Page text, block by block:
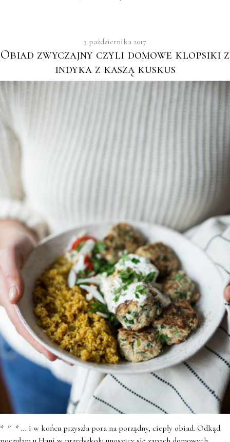
3 października 2017
Obiad zwyczajny czyli domowe klopsiki z
indyka z kaszą kuskus
* * * … i w końcu przyszła pora na porządny, ciepły obiad. Odkąd